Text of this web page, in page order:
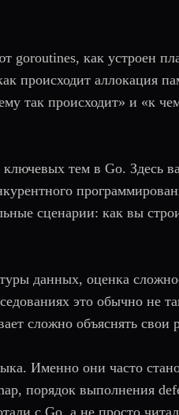
как устроен
происходит аллокация
так происходит» и «к
тем в Go. Здесь
сценарии: как вы
данных, оценка
это обычно не
сложно объяснять свои
Именно они часто
порядок выполнения
с Go, а не просто